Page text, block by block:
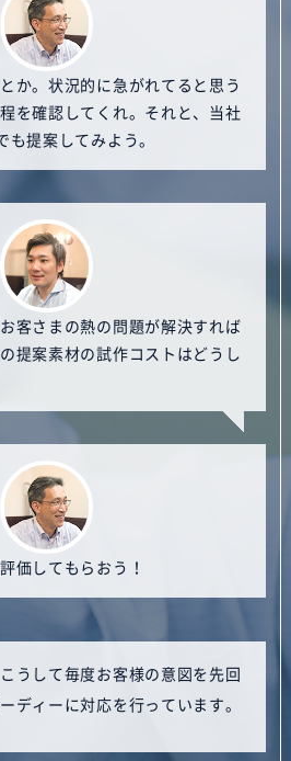
か。状況的に急がれてると思う
を確認してくれ。それと、当社
提案してみよう。
客さまの熱の問題が解決すれば
提案素材の試作コストはどうし
価してもらおう！
うして毎度お客様の意図を先回
ディーに対応を行っています。